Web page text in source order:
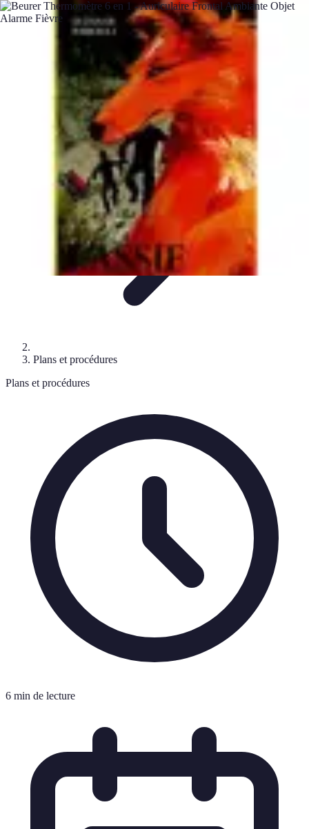
Urgence Alarme
Réaction en cas de déclenchementRéaction aux alertesPréparation et
Réaction aux UrgencesRéaction aux alarmes
Urgence Alarme
Plans et procédures
Plans et procédures
6 min de lecture